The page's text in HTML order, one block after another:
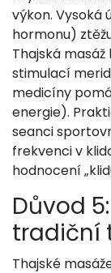
výkon. Vysoká
hormonu)
Thajská
stimulací
medicíny
energie).
seanci
frekvenci v
hodnocení
Důvod
tradiční
Thajské